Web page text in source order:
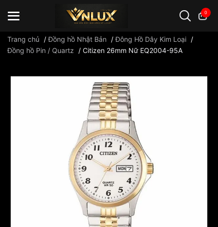
0
Trang chủ /Đồng hồ Nhật Bản /Đông Hồ Dây Kim Loại /
Đồng hồ Pin / Quartz
/ Citizen 26mm Nữ EQ2004-95A